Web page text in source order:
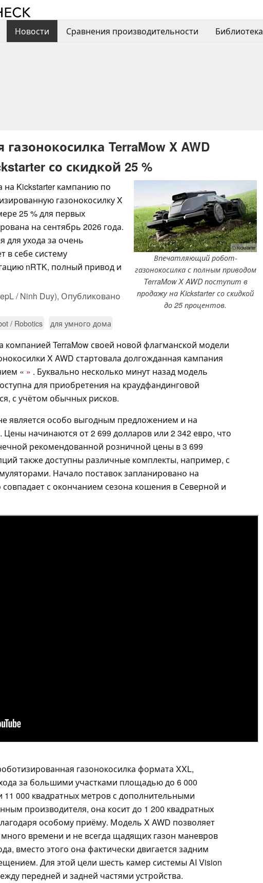
Новости Сравнения производительности Библиотека
TerraMow X AWD
со скидкой 25 %
ⓘ Kickstarter
Впечатляющий робот-
газонокосилка с полным приводом
TerraMow X AWD поступит в
продажу на Kickstarter со скидкой
до 25 процентов.
на Kickstarter кампанию по
газонокосилку X
25 % для первых
на сентябрь 2026 года.
для ухода за очень
в себе систему
nRTK, полный привод и
/ Ninh Duy), Опубликовано
/ Robotics для умного дома
компанией TerraMow своей новой флагманской модели
X AWD стартовала долгожданная кампания
« » . Буквально несколько минут назад модель
для приобретения на краудфандинговой
с учётом обычных рисков.
является особо выгодным предложением и на
. Цены начинаются от 2 699 долларов или 2 342 евро, что
рекомендованной розничной цены в 3 699
также доступны различные комплекты, например, с
Начало поставок запланировано на
совпадает с окончанием сезона кошения в Северной и
газонокосилка формата XXL,
за большими участками площадью до 6 000
11 000 квадратных метров с дополнительными
производителя, она косит до 1 200 квадратных
особому приёму. Модель X AWD позволяет
времени и не всегда щадящих газон маневров
вместо этого она фактически двигается задним
Для этой цели шесть камер системы AI Vision
передней и задней частями устройства.